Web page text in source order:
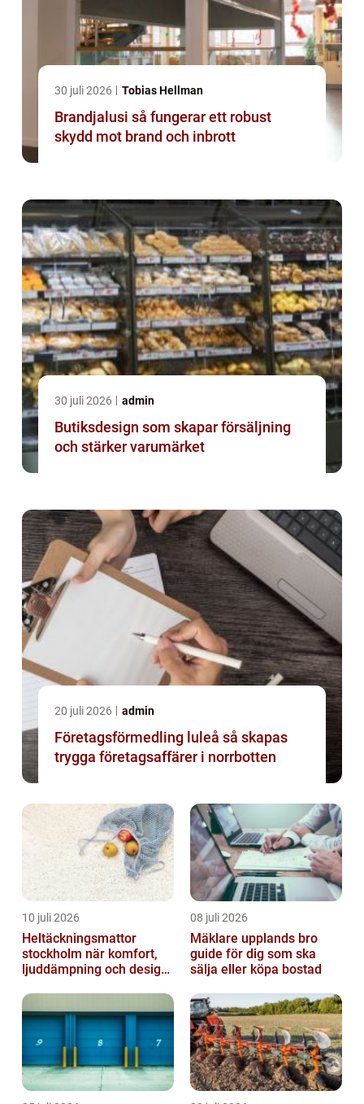
30 juli 2026 Tobias Hellman
Brandjalusi så fungerar ett robust
skydd mot brand och inbrott
30 juli 2026 admin
Butiksdesign som skapar försäljning
och stärker varumärket
20 juli 2026 admin
Företagsförmedling luleå så skapas
trygga företagsaffärer i norrbotten
10 juli 2026
Heltäckningsmattor
stockholm när komfort,
ljuddämpning och design
08 juli 2026
Mäklare upplands bro
guide för dig som ska
sälja eller köpa bostad